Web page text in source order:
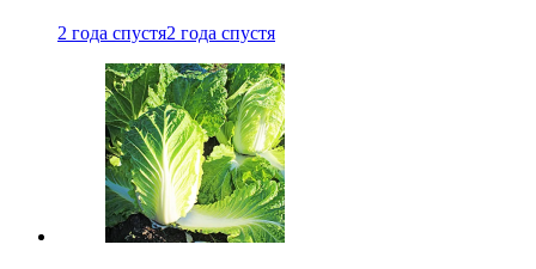
2 года спустя2 года спустя